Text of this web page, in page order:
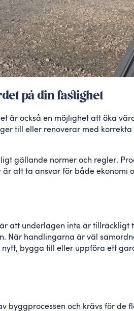
på din fastighet
är också en möjlighet att öka
till eller renoverar med
gällande normer och regler.
att ta ansvar för både ekonomi
att underlagen inte är
När handlingarna är väl
bygga till eller uppföra ett
byggprocessen och krävs för